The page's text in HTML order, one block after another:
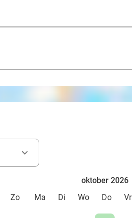
Zo
oktober 2026
Ma
Di Wo Do Vr